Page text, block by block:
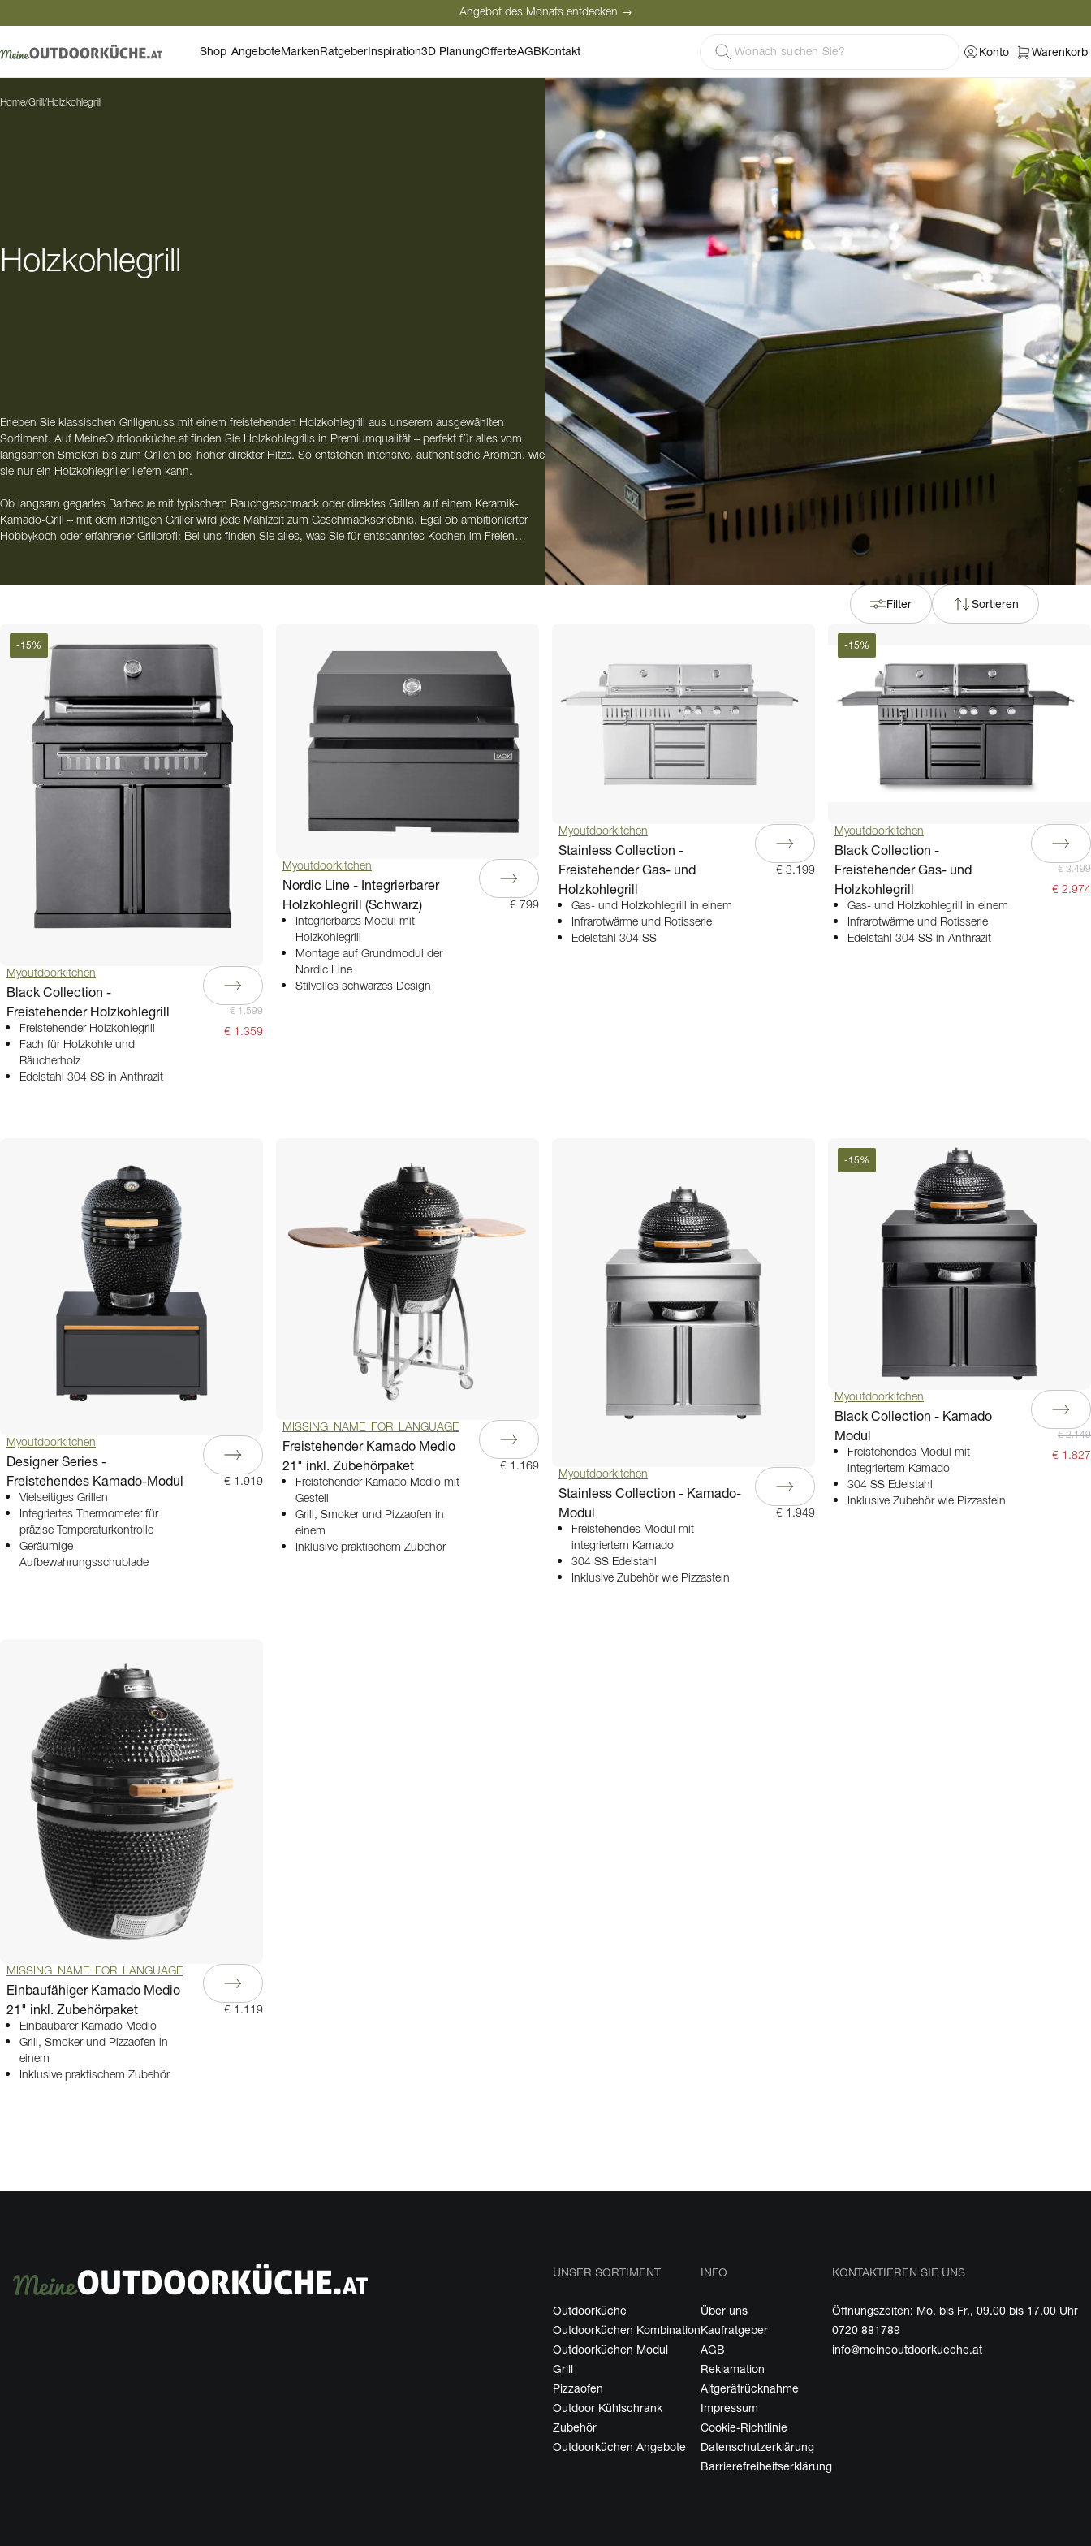
Angebot des Monats entdecken →
Shop AngeboteMarkenRatgeberInspiration3D PlanungOfferteAGBKontakt Konto Warenkorb
Home/Grill /Holzkohlegrill
Holzkohlegrill
Erleben Sie klassischen Grillgenuss mit einem freistehenden Holzkohlegrill aus unserem ausgewählten
Sortiment. Auf MeineOutdoorküche.at finden Sie Holzkohlegrills in Premiumqualität – perfekt für alles vom
langsamen Smoken bis zum Grillen bei hoher direkter Hitze. So entstehen intensive, authentische Aromen, wie
sie nur ein Holzkohlegriller liefern kann.
Ob langsam gegartes Barbecue mit typischem Rauchgeschmack oder direktes Grillen auf einem Keramik-
Kamado-Grill – mit dem richtigen Griller wird jede Mahlzeit zum Geschmackserlebnis. Egal ob ambitionierter
Hobbykoch oder erfahrener Grillprofi: Bei uns finden Sie alles, was Sie für entspanntes Kochen im Freien
Für eine durchdachte Outdoorküche lässt sich Ihr freistehender Holzkohlegrill ganz einfach mit unseren
Filter Sortieren
-15%
Myoutdoorkitchen
Black Collection -
Freistehender Holzkohlegrill
Freistehender Holzkohlegrill
Fach für Holzkohle und
Räucherholz
Edelstahl 304 SS in Anthrazit
€ 1.599
€ 1.359
Myoutdoorkitchen
Nordic Line - Integrierbarer
Holzkohlegrill (Schwarz)
Integrierbares Modul mit
Holzkohlegrill
Montage auf Grundmodul der
Nordic Line
Stilvolles schwarzes Design
€ 799
Myoutdoorkitchen
Stainless Collection -
Freistehender Gas- und
Holzkohlegrill
Gas- und Holzkohlegrill in einem
Infrarotwärme und Rotisserie
Edelstahl 304 SS
€ 3.199
-15%
Myoutdoorkitchen
Black Collection -
Freistehender Gas- und
Holzkohlegrill
Gas- und Holzkohlegrill in einem
Infrarotwärme und Rotisserie
Edelstahl 304 SS in Anthrazit
€ 3.499
€ 2.974
Myoutdoorkitchen
Designer Series -
Freistehendes Kamado-Modul
Vielseitiges Grillen
Integriertes Thermometer für
präzise Temperaturkontrolle
Geräumige
Aufbewahrungsschublade
€ 1.919
MISSING_NAME_FOR_LANGUAGE
Freistehender Kamado Medio
21" inkl. Zubehörpaket
Freistehender Kamado Medio mit
Gestell
Grill, Smoker und Pizzaofen in
einem
Inklusive praktischem Zubehör
€ 1.169
Myoutdoorkitchen
Stainless Collection - Kamado-
Modul
Freistehendes Modul mit
integriertem Kamado
304 SS Edelstahl
Inklusive Zubehör wie Pizzastein
€ 1.949
-15%
Myoutdoorkitchen
Black Collection - Kamado
Modul
Freistehendes Modul mit
integriertem Kamado
304 SS Edelstahl
Inklusive Zubehör wie Pizzastein
€ 2.149
€ 1.827
MISSING_NAME_FOR_LANGUAGE
Einbaufähiger Kamado Medio
21" inkl. Zubehörpaket
Einbaubarer Kamado Medio
Grill, Smoker und Pizzaofen in
einem
Inklusive praktischem Zubehör
€ 1.119
UNSER SORTIMENT
Outdoorküche
Outdoorküchen Kombination
Outdoorküchen Modul
Grill
Pizzaofen
Outdoor Kühlschrank
Zubehör
Outdoorküchen Angebote
INFO
Über uns
Kaufratgeber
AGB
Reklamation
Altgerätrücknahme
Impressum
Cookie-Richtlinie
Datenschutzerklärung
Barrierefreiheitserklärung
KONTAKTIEREN SIE UNS
Öffnungszeiten: Mo. bis Fr., 09.00 bis 17.00 Uhr
0720 881789
info@meineoutdoorkueche.at